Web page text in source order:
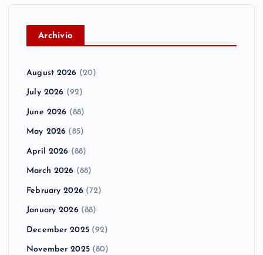
Archivio
August 2026 (20)
July 2026 (92)
June 2026 (88)
May 2026 (85)
April 2026 (88)
March 2026 (88)
February 2026(72)
January 2026(88)
December 2025(92)
November 2025(80)